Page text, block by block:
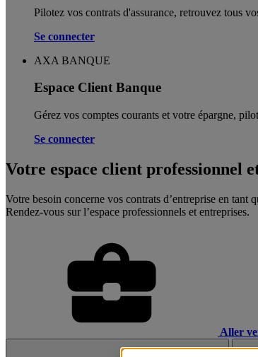
Pilotez vos contrats d'assurance, retrouvez tous
Se connecter
AXA BANQUE
Espace Client Banque
Gérez vos comptes courants et votre épargne,
Se connecter
Votre espace client professionnel
Votre besoin concerne vos contrats d’entreprise en tant
Rendez-vous sur l’espace professionnels et entreprises.
Aller